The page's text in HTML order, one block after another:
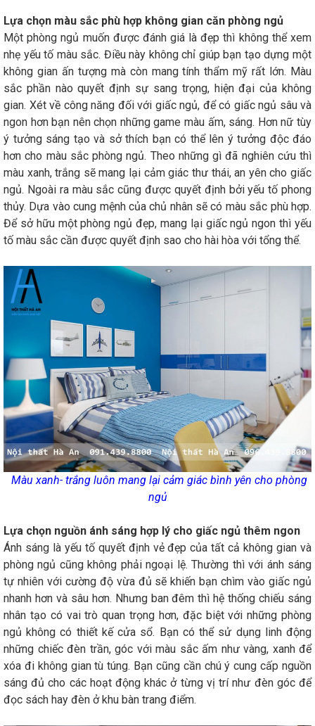
Lựa chọn màu sắc phù hợp không gian căn phòng ngủ
Một phòng ngủ muốn được đánh giá là đẹp thì không thể xem
nhẹ yếu tố màu sắc. Điều này không chỉ giúp bạn tạo dựng một
không gian ấn tượng mà còn mang tính thẩm mỹ rất lớn. Màu
sắc phần nào quyết định sự sang trọng, hiện đại của không
gian. Xét về công năng đối với giấc ngủ, để có giấc ngủ sâu và
ngon hơn bạn nên chọn những game màu ấm, sáng. Hơn nữ tùy
ý tưởng sáng tạo và sở thích bạn có thể lên ý tưởng độc đáo
hơn cho màu sắc phòng ngủ. Theo những gì đã nghiên cứu thì
màu xanh, trắng sẽ mang lại cảm giác thư thái, an yên cho giấc
ngủ. Ngoài ra màu sắc cũng được quyết định bởi yếu tố phong
thủy. Dựa vào cung mệnh của chủ nhân sẽ có màu sắc phù hợp.
Để sở hữu một phòng ngủ đẹp, mang lại giấc ngủ ngon thì yếu
tố màu sắc cần được quyết định sao cho hài hòa với tổng thể.
Màu xanh- trắng luôn mang lại cảm giác bình yên cho phòng
ngủ
Lựa chọn nguồn ánh sáng hợp lý cho giấc ngủ thêm ngon
Ánh sáng là yếu tố quyết định vẻ đẹp của tất cả không gian và
phòng ngủ cũng không phải ngoại lệ. Thường thì với ánh sáng
tự nhiên với cường độ vừa đủ sẽ khiến bạn chìm vào giấc ngủ
nhanh hơn và sâu hơn. Nhưng ban đêm thì hệ thống chiếu sáng
nhân tạo có vai trò quan trọng hơn, đặc biệt với những phòng
ngủ không có thiết kế cửa sổ. Bạn có thể sử dụng linh động
những chiếc đèn trần, góc với màu sắc ấm như vàng, xanh để
xóa đi không gian tù túng. Bạn cũng cần chú ý cung cấp nguồn
sáng đủ cho các hoạt động khác ở từng vị trí như đèn góc để
đọc sách hay đèn ở khu bàn trang điểm.